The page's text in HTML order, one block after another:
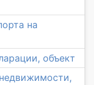
на
объект